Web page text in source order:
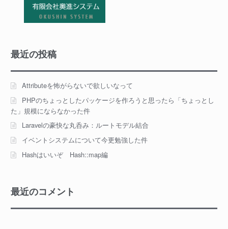
最近の投稿
Attributeを怖がらないで欲しいなって
PHPのちょっとしたパッケージを作ろうと思ったら「ちょっとし
た」規模にならなかった件
Laravelの豪快な丸呑み：ルートモデル結合
イベントシステムについて今更勉強した件
Hashはいいぞ Hash::map編
最近のコメント